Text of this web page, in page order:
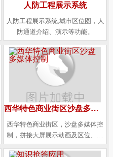
人防工程展示系统
人防工程展示系统,城市区位图，人
防通道介绍、演示等功能。
西华特色商业街区沙盘多媒体控制
西华特色商业街区，沙盘多媒体控
制，拼接大屏展示动画及区位、道